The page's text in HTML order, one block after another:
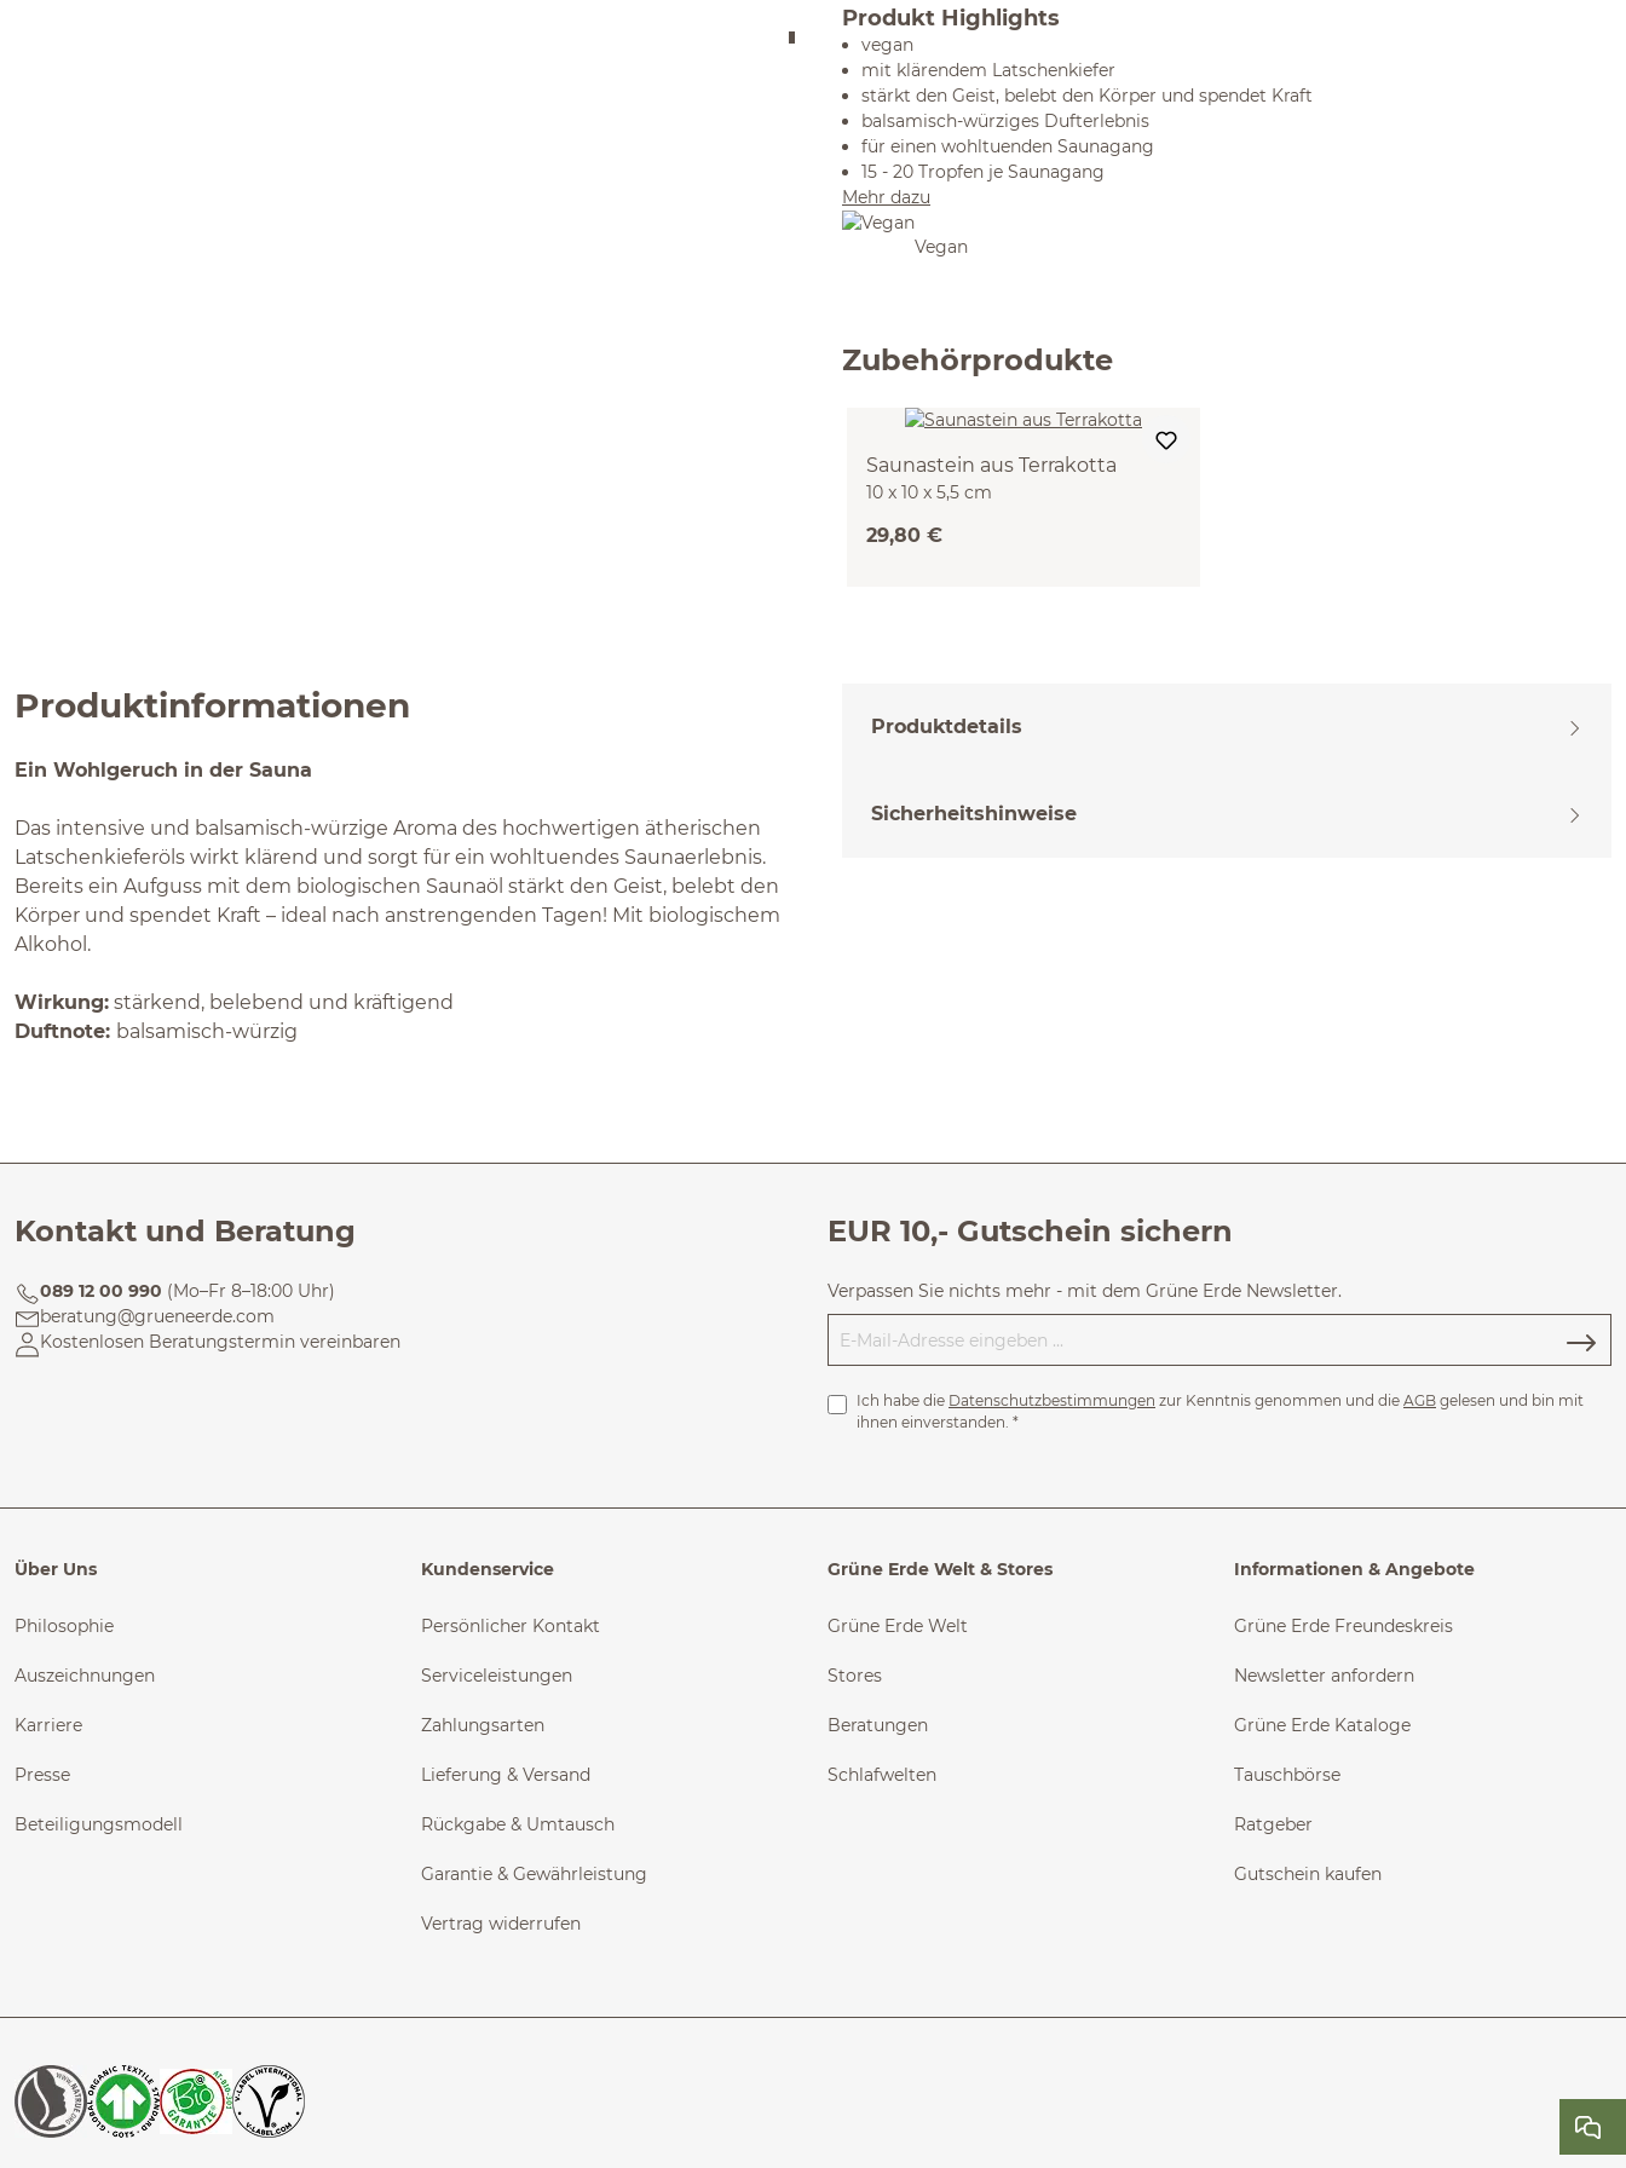
Produkt Highlights
vegan
mit klärendem Latschenkiefer
stärkt den Geist, belebt den Körper und spendet Kraft
balsamisch-würziges Dufterlebnis
für einen wohltuenden Saunagang
15 - 20 Tropfen je Saunagang
Mehr dazu
Vegan
Zubehörprodukte
Saunastein aus Terrakotta
10 x 10 x 5,5 cm
29,80 €
Produktinformationen
Ein Wohlgeruch in der Sauna
Das intensive und balsamisch-würzige Aroma des hochwertigen ätherischen
Latschenkieferöls wirkt klärend und sorgt für ein wohltuendes Saunaerlebnis.
Bereits ein Aufguss mit dem biologischen Saunaöl stärkt den Geist, belebt den
Körper und spendet Kraft – ideal nach anstrengenden Tagen! Mit biologischem
Alkohol.
Wirkung: stärkend, belebend und kräftigend
Duftnote: balsamisch-würzig
Produktdetails
Sicherheitshinweise
Kontakt und Beratung
089 12 00 990 (Mo–Fr 8–18:00 Uhr)
beratung@grueneerde.com
Kostenlosen Beratungstermin vereinbaren
EUR 10,- Gutschein sichern
Verpassen Sie nichts mehr - mit dem Grüne Erde Newsletter.
Ich habe die Datenschutzbestimmungen zur Kenntnis genommen und die AGB gelesen und bin mit
ihnen einverstanden. *
Über Uns
Philosophie
Auszeichnungen
Karriere
Presse
Beteiligungsmodell
Kundenservice
Persönlicher Kontakt
Serviceleistungen
Zahlungsarten
Lieferung & Versand
Rückgabe & Umtausch
Garantie & Gewährleistung
Vertrag widerrufen
Grüne Erde Welt & Stores
Grüne Erde Welt
Stores
Beratungen
Schlafwelten
Informationen & Angebote
Grüne Erde Freundeskreis
Newsletter anfordern
Grüne Erde Kataloge
Tauschbörse
Ratgeber
Gutschein kaufen